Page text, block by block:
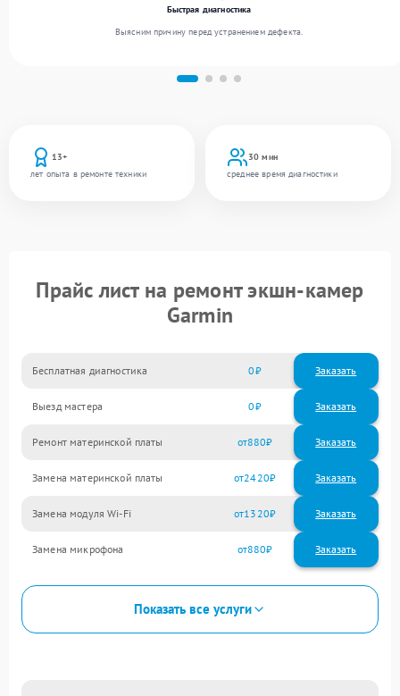
13+
лет опыта в ремонте техники
30 мин
среднее время диагностики
Быстрая диагностика
Выясним причину перед устранением дефекта.
Прайс лист на ремонт экшн-камер
Garmin
Бесплатная диагностика 0 Заказать
Выезд мастера 0 Заказать
Ремонт материнской платы 880
Замена материнской платы 2420
Замена модуля Wi-Fi 1320
Замена микрофона 880
Показать все услуги